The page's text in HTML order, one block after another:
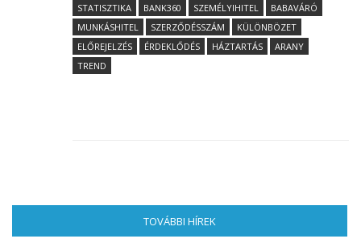
STATISZTIKA BANK360 SZEMÉLYIHITEL
BABAVÁRÓ
MUNKÁSHITEL
SZERZŐDÉSSZÁM
KÜLÖNBÖZET
ELŐREJELZÉS
ÉRDEKLŐDÉS HÁZTARTÁS
ARANY
TREND
TOVÁBBI HÍREK